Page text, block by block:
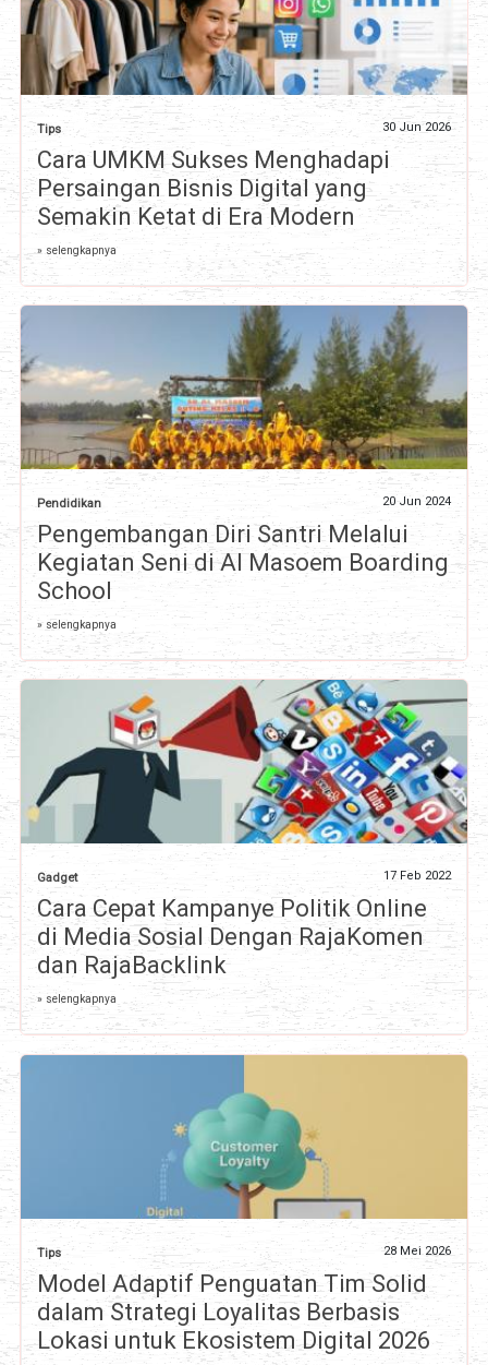
Tips 30 Jun 2026
Cara UMKM Sukses Menghadapi
Persaingan Bisnis Digital yang
Semakin Ketat di Era Modern
» selengkapnya
Pendidikan 20 Jun 2024
Pengembangan Diri Santri Melalui
Kegiatan Seni di Al Masoem Boarding
School
» selengkapnya
Gadget 17 Feb 2022
Cara Cepat Kampanye Politik Online
di Media Sosial Dengan RajaKomen
dan RajaBacklink
» selengkapnya
Tips 28 Mei 2026
Model Adaptif Penguatan Tim Solid
dalam Strategi Loyalitas Berbasis
Lokasi untuk Ekosistem Digital 2026